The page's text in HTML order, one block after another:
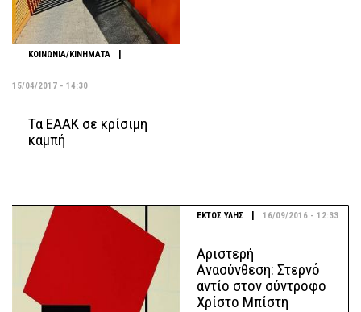
ΚΟΙΝΩΝΙΑ/ΚΙΝΗΜΑΤΑ |
15/04/2017 - 14:30
Τα ΕΑΑΚ σε κρίσιμη
καμπή
ΕΚΤΟΣ ΥΛΗΣ 16/09/2016 - 12:33
Αριστερή
Ανασύνθεση: Στερνό
αντίο στον σύντροφο
Χρίστο Μπίστη